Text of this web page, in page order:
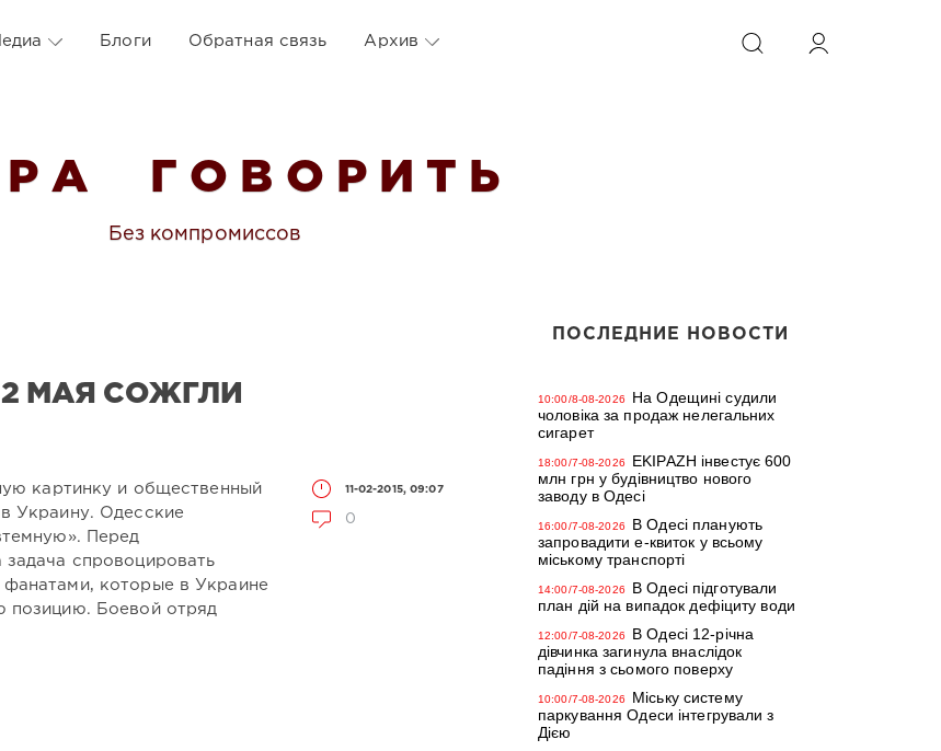
ИСКАТЬ
Блоги Обратная связь Архив
Р А Г О В О Р И Т Ь
Без компромиссов
МАЯ СОЖГЛИ
11-02-2015, 09:07
0
картинку и общественный
Украину. Одесские
Перед
спровоцировать
которые в Украине
позицию. Боевой отряд
ПОСЛЕДНИЕ НОВОСТИ
10:00/8-08-2026
На Одещині судили
чоловіка за продаж нелегальних
сигарет
18:00/7-08-2026
EKIPAZH інвестує 600
млн грн у будівництво нового
заводу в Одесі
16:00/7-08-2026
В Одесі планують
запровадити е-квиток у всьому
міському транспорті
14:00/7-08-2026
В Одесі підготували
план дій на випадок дефіциту води
12:00/7-08-2026
В Одесі 12-річна
дівчинка загинула внаслідок
падіння з сьомого поверху
10:00/7-08-2026
Міську систему
паркування Одеси інтегрували з
Дією